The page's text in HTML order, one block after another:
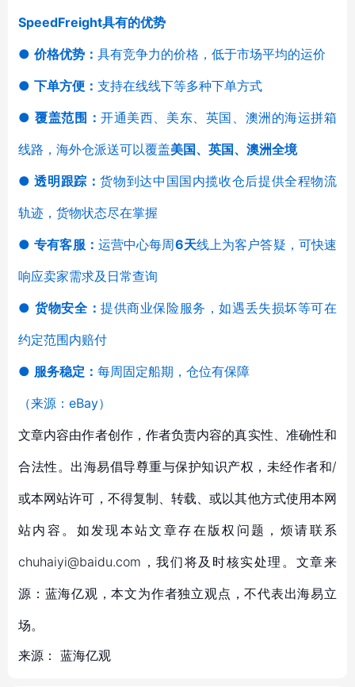
SpeedFreight具有的优势
● 价格优势： 具有竞争力的价格，低于市场平均的运价
● 下单方便： 支持在线线下等多种下单方式
●覆盖范围：开通美西、美东、英国、澳洲的海运拼箱
线路，海外仓派送可以覆盖美国、英国、澳洲全境
● 透明跟踪：货物到达中国国内揽收仓后提供全程物流
轨迹，货物状态尽在掌握
●专有客服： 运营中心每周6天线上为客户答疑，可快速
响应卖家需求及日常查询
●货物安全：提供商业保险服务，如遇丢失损坏等可在
约定范围内赔付
● 服务稳定： 每周固定船期，仓位有保障
（来源：eBay）
文章内容由作者创作，作者负责内容的真实性、准确性和
合法性。出海易倡导尊重与保护知识产权，未经作者和/
或本网站许可，不得复制、转载、或以其他方式使用本网
站内容。如发现本站文章存在版权问题，烦请联系
chuhaiyi@baidu.com，我们将及时核实处理。文章来
源：蓝海亿观，本文为作者独立观点，不代表出海易立
场。
来源： 蓝海亿观